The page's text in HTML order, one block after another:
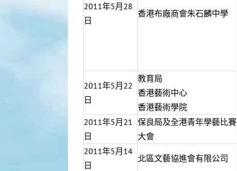
2011年5月28
日
香港布廠商會朱石麟中學
2011年5月22
日
教育局
香港藝術中心
香港藝術學院
2011年5月21
日
保良局及全港青年學藝比賽
大會
2011年5月14
日
北區文藝協進會有限公司